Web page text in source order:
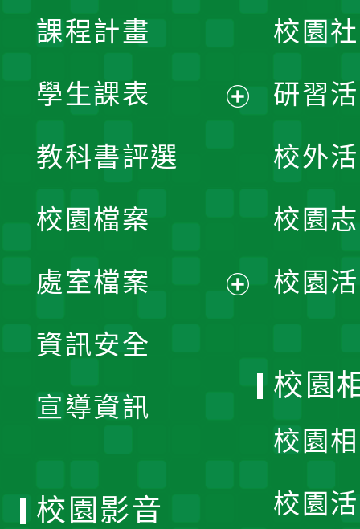
課程計畫
學生課表
單
教科書評選
校園檔案
處室檔案
資訊安全
宣導資訊
校園
研習
校外
校園
校園
校園
校園
校園
校園影音